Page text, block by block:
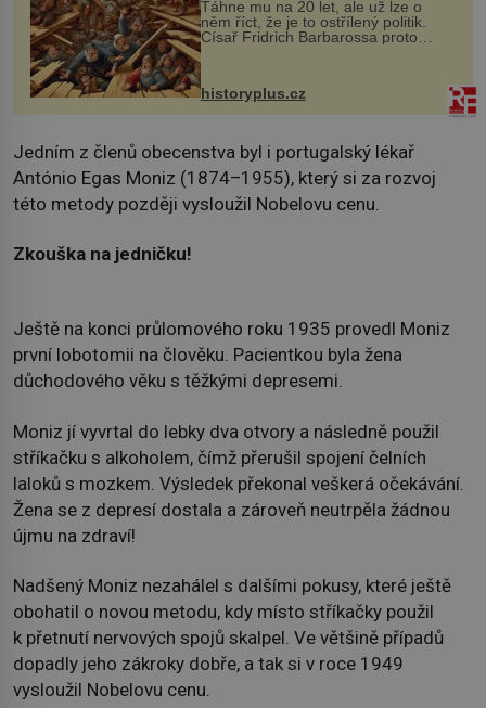
Táhne mu na 20 let, ale už lze o
něm říct, že je to ostřílený politik.
Císař Fridrich Barbarossa proto
posílá svého syna a dědice Jindřicha
VI. do Erfurtu, aby se stal
prostředníkem při řešení sporu m...
historyplus.cz
Jedním z členů obecenstva byl i portugalský lékař
António Egas Moniz (1874–1955), který si za rozvoj
této metody později vysloužil Nobelovu cenu.
Zkouška na jedničku!
Ještě na konci průlomového roku 1935 provedl Moniz
první lobotomii na člověku. Pacientkou byla žena
důchodového věku s těžkými depresemi.
Moniz jí vyvrtal do lebky dva otvory a následně použil
stříkačku s alkoholem, čímž přerušil spojení čelních
laloků s mozkem. Výsledek překonal veškerá očekávání.
Žena se z depresí dostala a zároveň neutrpěla žádnou
újmu na zdraví!
Nadšený Moniz nezahálel s dalšími pokusy, které ještě
obohatil o novou metodu, kdy místo stříkačky použil
k přetnutí nervových spojů skalpel. Ve většině případů
dopadly jeho zákroky dobře, a tak si v roce 1949
vysloužil Nobelovu cenu.